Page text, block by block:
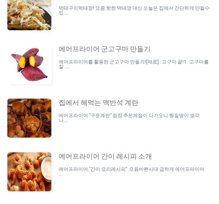
먹태구이먹태깡! 요즘 핫한 먹태깡 대신 오늘은 집에서 간단하게 만들수
있...
에어프라이어 군고구마 만들기
에어프라이어를 활용한 군고구마 만들기![재료] : 고구마 끝!1. 고구마를
잘 ...
집에서 해먹는 맥반석 계란
에어프라이어 "구운계란" 점점 추운계절이 다가오니 찜질방이 생각
나...
에어프라이어 간이 레시피 소개
에어프라이어 "간이 요리레시피" 모음바쁜시대 급하게 에어프라이어